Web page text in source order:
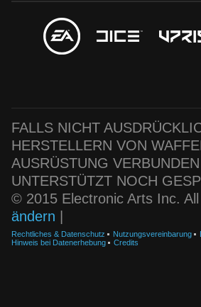
FALLS NICHT
HERSTELLERN VON
AUSRÜSTUNG
UNTERSTÜTZT NOCH
© 2015 Electronic Arts Inc.
ändern
Rechtliches & Datenschutz Nutzungsvereinbarung
Hinweis bei Datenerhebung
Credits